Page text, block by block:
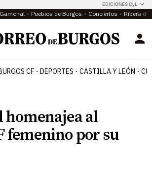
EDICIONES CyL
Gamonal Pueblos de Burgos Conciertos Ribera del
CF DEPORTES CASTILLA Y LEÓN
homenajea al
femenino por su